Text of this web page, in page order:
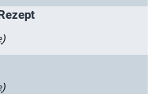
)
)